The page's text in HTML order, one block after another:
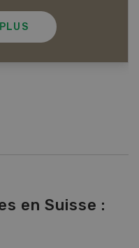
en Suisse :